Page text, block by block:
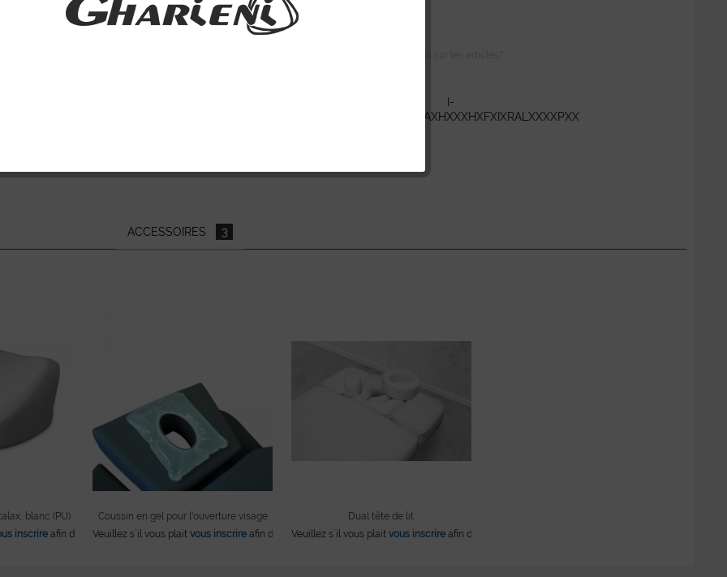
Avez-vous des questions sur les articles?
I-
W7_US_XMXTXTAXVXAXHXXXHXFXIXRALXXXXPXX
ACCESSOIRES 3
blanc (PU)
inscrire afin de consulter les prix et de pouvoir poursuivre vos achats.
Coussin en gel pour l'ouverture visage
Veuillez s´il vous plait vous inscrireafin de consulter les prix et de pouvoir poursuivre vos achats.
Dual tête de lit
Veuillez s´il vous plait vous inscrireafin de consulter les prix et de pouvoir poursuivre vos achats.